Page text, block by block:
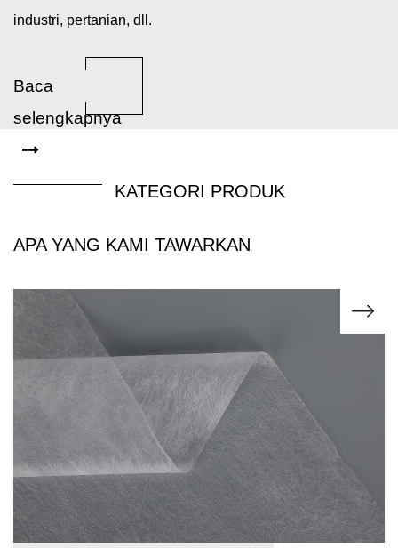
industri, pertanian, dll.
Baca
selengkapnya
KATEGORI PRODUK
APA YANG KAMI TAWARKAN